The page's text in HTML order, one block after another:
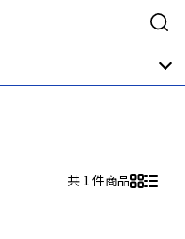
共 1 件商品